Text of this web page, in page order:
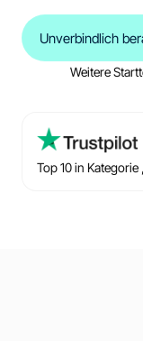
Unverbindlich
Weitere
Top 10 in